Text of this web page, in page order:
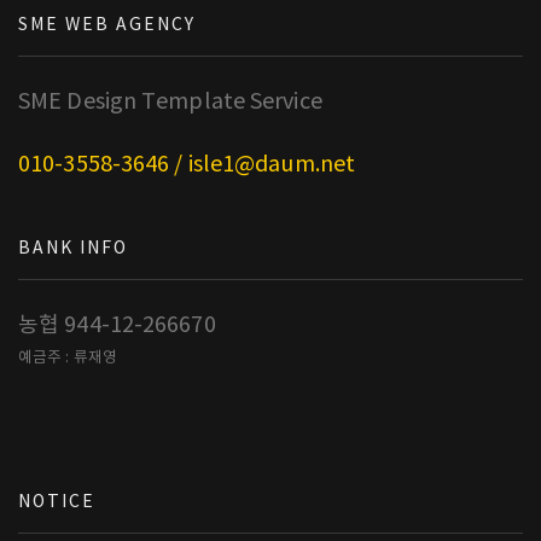
SME WEB AGENCY
SME Design Template Service
010-3558-3646 / isle1@daum.net
BANK INFO
농협 944-12-266670
예금주 : 류재영
NOTICE